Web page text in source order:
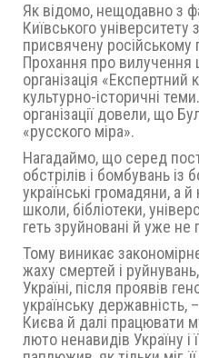
Як відомо, нещодавно з
Київського
присвячену російському
Прохання про вилучення
організація «Експертний
культурно-історичні
організації довели, що
«русского міра».
Нагадаймо, що серед
обстрілів і бомбувань із
українські громадяни, а
школи, бібліотеки,
геть зруйновані й уже не
Тому виникає
жаху смертей і
Україні, після проявів
українську
Києва й далі працювати
люто ненавидів Україну і